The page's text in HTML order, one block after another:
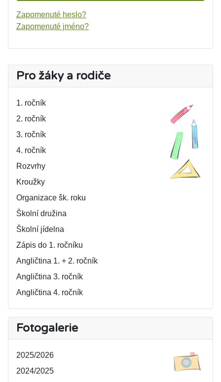
Pro žáky a rodiče
1. ročník
2. ročník
3. ročník
4. ročník
Rozvrhy
Kroužky
Organizace šk. roku
Školní družina
Školní jídelna
Zápis do 1. ročníku
Angličtina 1. + 2. ročník
Angličtina 3. ročník
Angličtina 4. ročník
Fotogalerie
2025/2026
2024/2025
Zapomenuté heslo?
Zapomenuté jméno?